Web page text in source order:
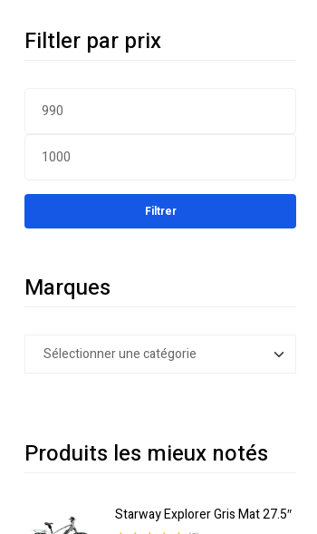
Filtler par prix
Filtrer
Marques
Produits les mieux notés
Starway Explorer Gris Mat 27.5″